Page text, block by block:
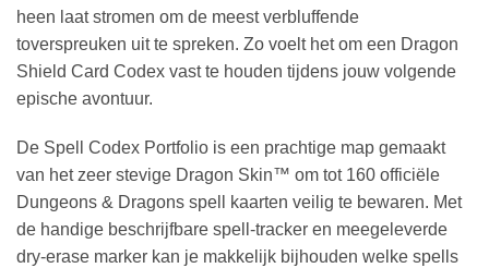
heen laat stromen om de meest verbluffende
toverspreuken uit te spreken. Zo voelt het om een Dragon
Shield Card Codex vast te houden tijdens jouw volgende
epische avontuur.
De Spell Codex Portfolio is een prachtige map gemaakt
van het zeer stevige Dragon Skin™ om tot 160 officiële
Dungeons & Dragons spell kaarten veilig te bewaren. Met
de handige beschrijfbare spell-tracker en meegeleverde
dry-erase marker kan je makkelijk bijhouden welke spells